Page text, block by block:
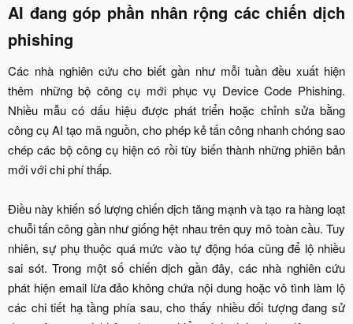
AI đang góp phần nhân rộng các chiến dịch
phishing​
Các nhà nghiên cứu cho biết gần như mỗi tuần đều xuất hiện
thêm những bộ công cụ mới phục vụ Device Code Phishing.
Nhiều mẫu có dấu hiệu được phát triển hoặc chỉnh sửa bằng
công cụ AI tạo mã nguồn, cho phép kẻ tấn công nhanh chóng sao
chép các bộ công cụ hiện có rồi tùy biến thành những phiên bản
mới với chi phí thấp.
Điều này khiến số lượng chiến dịch tăng mạnh và tạo ra hàng loạt
chuỗi tấn công gần như giống hệt nhau trên quy mô toàn cầu. Tuy
nhiên, sự phụ thuộc quá mức vào tự động hóa cũng để lộ nhiều
sai sót. Trong một số chiến dịch gần đây, các nhà nghiên cứu
phát hiện email lừa đảo không chứa nội dung hoặc vô tình làm lộ
các chi tiết hạ tầng phía sau, cho thấy nhiều đối tượng đang sử